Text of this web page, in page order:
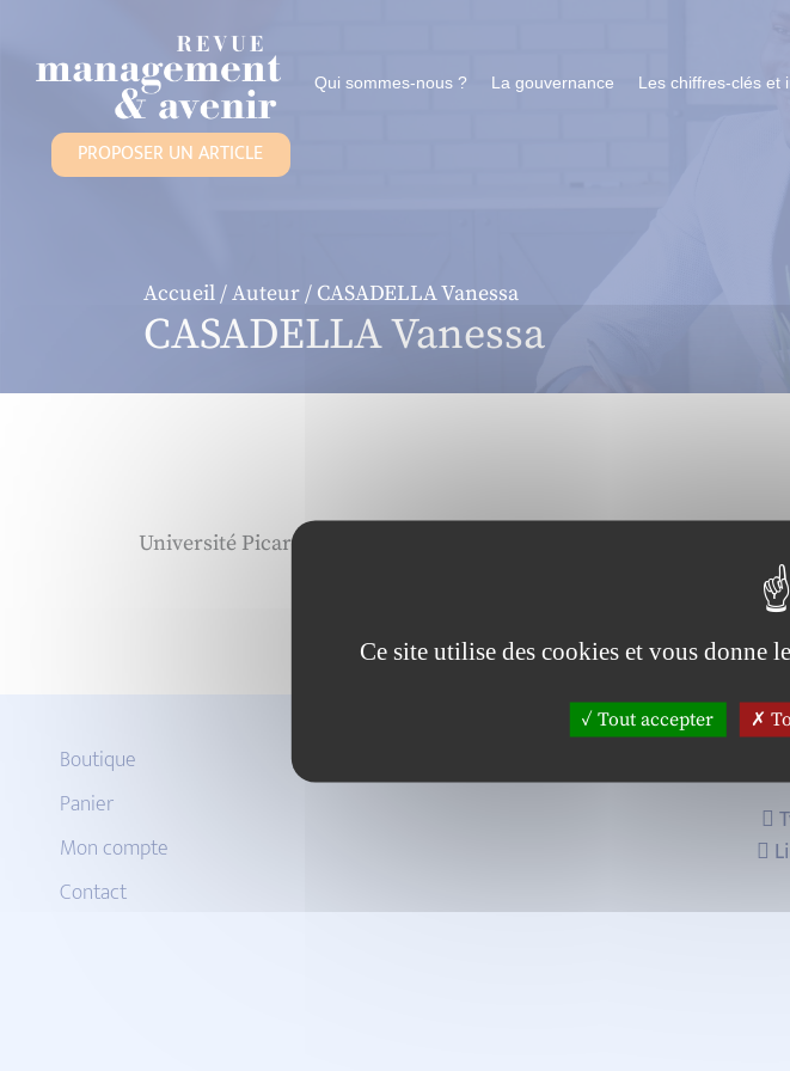
Qui sommes-nous ? La gouvernance Les chiffres-clés et
PROPOSER UN ARTICLE
Accueil/Auteur/ CASADELLA Vanessa
CASADELLA Vanessa
Université Picardie Jules Verne, LEFMI
Boutique
Panier
Mon compte
Contact
Ce site utilise des cookies et vous donne
Tout accepter